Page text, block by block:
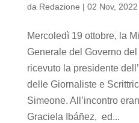
da Redazione | 02 Nov, 2022
Mercoledì 19 ottobre, la
Generale del Governo
ricevuto la presidente
delle Giornaliste e
Simeone. All’incontro
Graciela Ibáñez, ed...